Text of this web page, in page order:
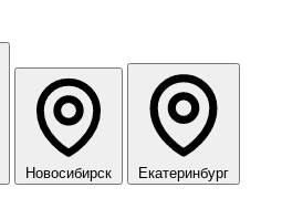
Новосибирск Екатеринбург